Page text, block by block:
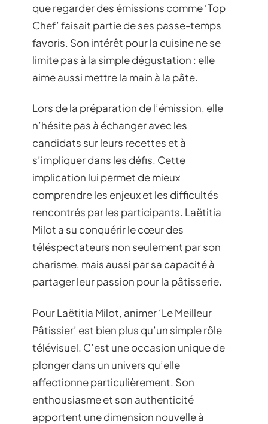
que regarder des émissions comme ‘Top
Chef’ faisait partie de ses passe-temps
favoris. Son intérêt pour la cuisine ne se
limite pas à la simple dégustation : elle
aime aussi mettre la main à la pâte.
Lors de la préparation de l’émission, elle
n’hésite pas à échanger avec les
candidats sur leurs recettes et à
s’impliquer dans les défis. Cette
implication lui permet de mieux
comprendre les enjeux et les difficultés
rencontrés par les participants. Laëtitia
Milot a su conquérir le cœur des
téléspectateurs non seulement par son
charisme, mais aussi par sa capacité à
partager leur passion pour la pâtisserie.
Pour Laëtitia Milot, animer ‘Le Meilleur
Pâtissier’ est bien plus qu’un simple rôle
télévisuel. C’est une occasion unique de
plonger dans un univers qu’elle
affectionne particulièrement. Son
enthousiasme et son authenticité
apportent une dimension nouvelle à